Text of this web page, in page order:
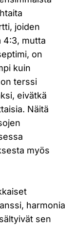
joiden
4:3, mutta
on
kuin
terssi
eivätkä
Näitä
myös
harmonia
sen